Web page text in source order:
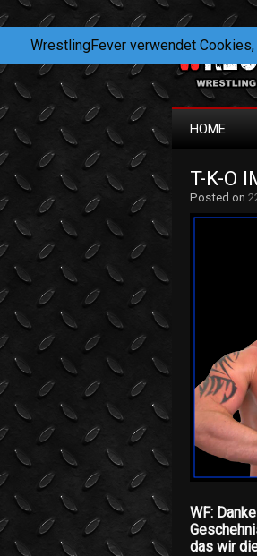
HOME
T-K-O
Posted on
WF:
das wir
WrestlingFever verwendet